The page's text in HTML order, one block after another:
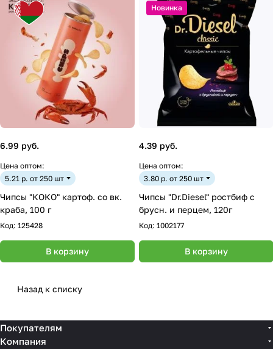
6.99 руб.
Цена оптом:
5.21 р. от 250 шт
Чипсы "КОКО" картоф. со вк.
краба, 100 г
Код: 125428
В корзину
Новинка
4.39 руб.
Цена оптом:
3.80 р. от 250 шт
Чипсы "Dr.Diesel" ростбиф с
брусн. и перцем, 120г
Код: 1002177
В корзину
Назад к списку
Покупателям
Компания